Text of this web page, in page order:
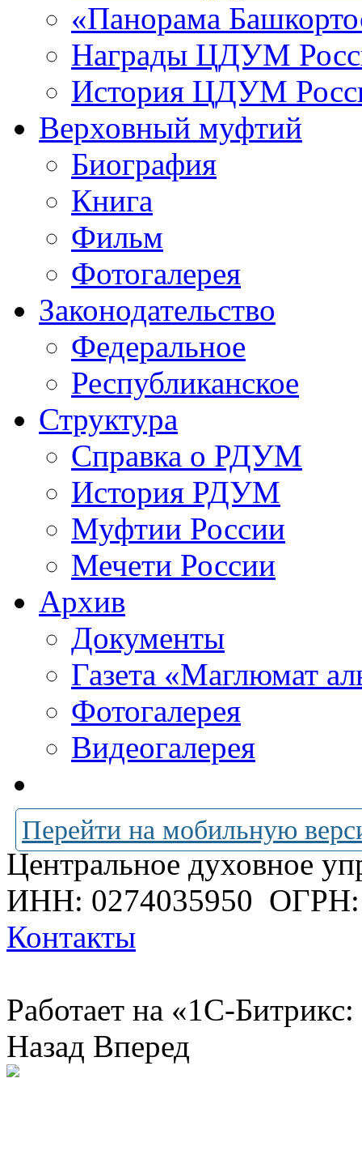
«Панорама
Награды ЦДУМ
История ЦДУМ
Верховный муфтий
Биография
Книга
Фильм
Фотогалерея
Законодательство
Федеральное
Республиканское
Структура
Справка о РДУМ
История РДУМ
Муфтии России
Мечети России
Архив
Документы
Газета «Маглюмат
Фотогалерея
Видеогалерея
Перейти на мобильную
Центральное духовное
ИНН: 0274035950 ОГРН:
Контакты
Работает на «1С-
Назад Вперед